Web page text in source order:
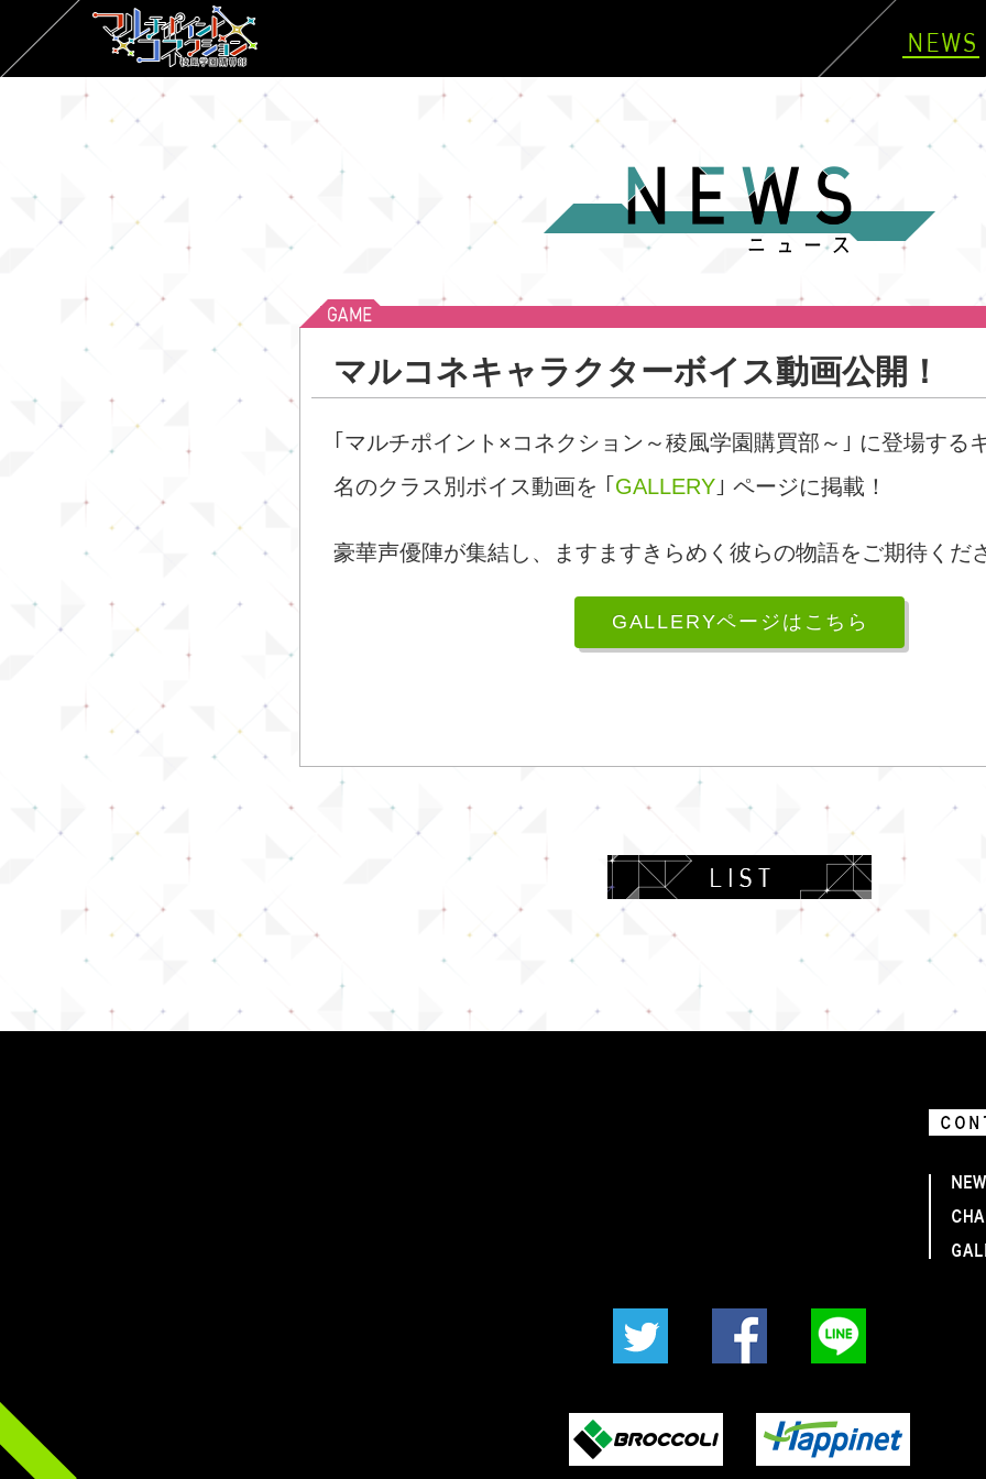
マルコネキャラクターボイス動画公開！
｢ マルチポイント×コネクション～稜風学園購買部～ ｣ に登場する
名のクラス別ボイス動画を ｢ GALLERY ｣ ページに掲載！
豪華声優陣が集結し、ますますきらめく彼らの物語をご期待くだ
GALLERYページはこちら